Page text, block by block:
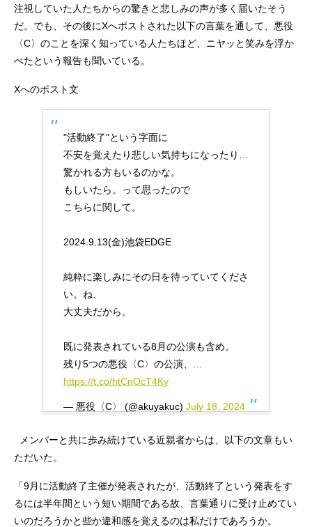
注視していた人たちからの驚きと悲しみの声が多く届いたそう
だ。でも、その後にXへポストされた以下の言葉を通して、悪役
〈C〉のことを深く知っている人たちほど、ニヤッと笑みを浮か
べたという報告も聞いている。
Xへのポスト文
"活動終了"という字面に
不安を覚えたり悲しい気持ちになったり…
驚かれる方もいるのかな。
もしいたら。って思ったので
こちらに関して。
2024.9.13(金)池袋EDGE
純粋に楽しみにその日を待っていてくださ
い。ね、
大丈夫だから。
既に発表されている8月の公演も含め。
残り5つの悪役〈C〉の公演、…
https://t.co/htCnOcT4Ky
— 悪役〈C〉 (@akuyakuc) July 18, 2024
メンバーと共に歩み続けている近親者からは、以下の文章もい
ただいた。
「9月に活動終了主催が発表されたが、活動終了という発表をす
るには半年間という短い期間である故、言葉通りに受け止めてい
いのだろうかと些か違和感を覚えるのは私だけであろうか。